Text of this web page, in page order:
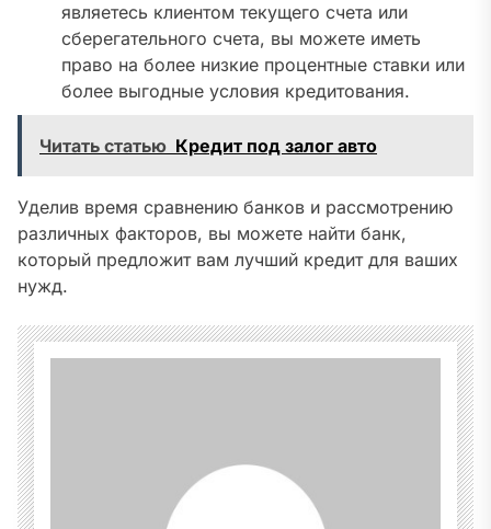
являетесь клиентом текущего счета или
сберегательного счета, вы можете иметь
право на более низкие процентные ставки или
более выгодные условия кредитования.
Читать статью Кредит под залог авто
Уделив время сравнению банков и рассмотрению
различных факторов, вы можете найти банк,
который предложит вам лучший кредит для ваших
нужд.